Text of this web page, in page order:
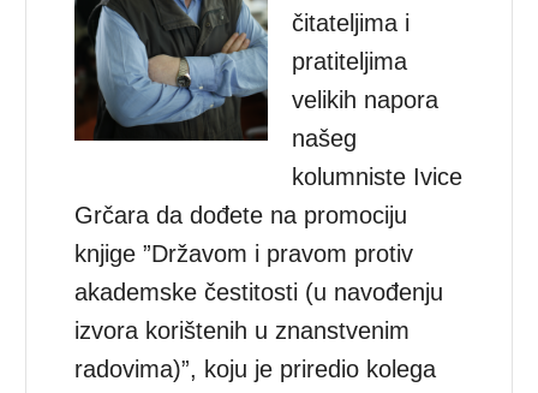
čitateljima i
pratiteljima
velikih napora
našeg
kolumniste Ivice
Grčara da dođete na promociju
knjige ”Državom i pravom protiv
akademske čestitosti (u navođenju
izvora korištenih u znanstvenim
radovima)”, koju je priredio kolega